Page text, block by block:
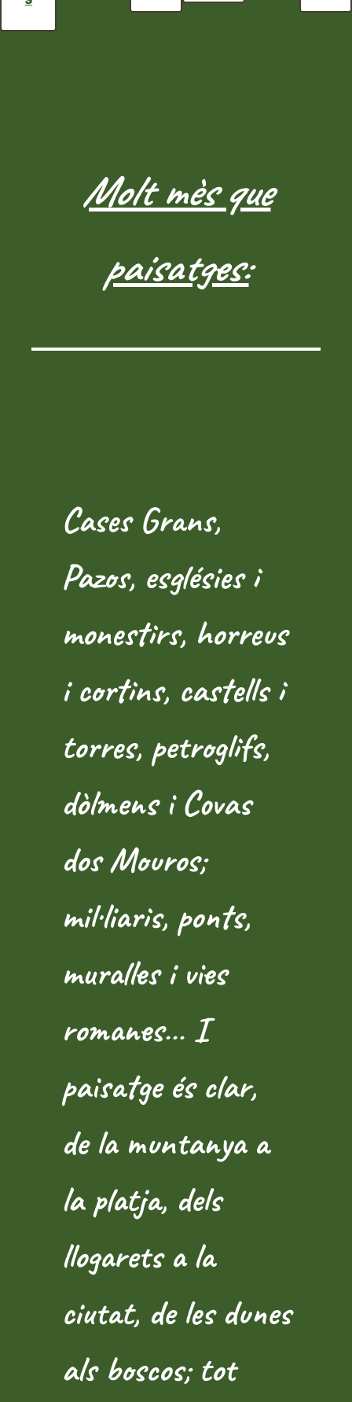
Molt mès que
paisatges:
Cases Grans,
Pazos, esglésies i
monestirs, horreus
i cortins, castells i
torres, petroglifs,
dòlmens i Covas
dos Mouros;
mil·liaris, ponts,
muralles i vies
romanes… I
paisatge és clar,
de la muntanya a
la platja, dels
llogarets a la
ciutat, de les dunes
als boscos; tot